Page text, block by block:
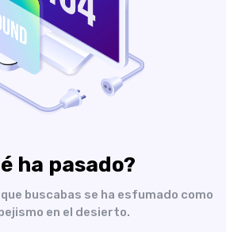
ha pasado?
que buscabas se ha esfumado como
en el desierto.